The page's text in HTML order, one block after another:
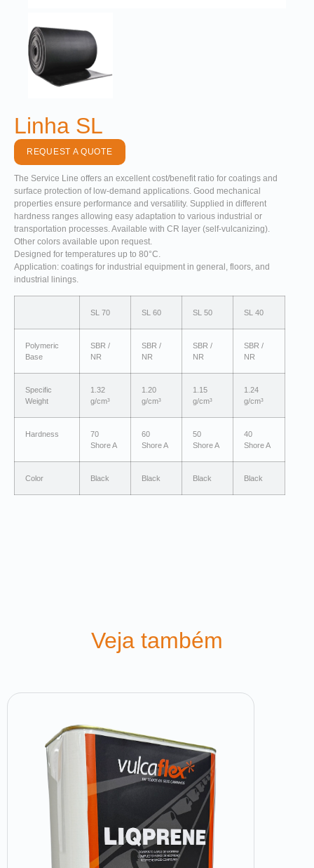
Linha SL
REQUEST A QUOTE
The Service Line offers an excellent cost/benefit ratio for coatings and
surface protection of low-demand applications. Good mechanical
properties ensure performance and versatility. Supplied in different
hardness ranges allowing easy adaptation to various industrial or
transportation processes. Available with CR layer (self-vulcanizing).
Other colors available upon request.
Designed for temperatures up to 80°C.
Application: coatings for industrial equipment in general, floors, and
industrial linings.
SL 70 SL 60 SL 50 SL 40
Polymeric
Base
SBR /
NR
SBR /
NR
SBR /
NR
SBR /
NR
Specific
Weight
1.32
g/cm³
1.20
g/cm³
1.15
g/cm³
1.24
g/cm³
Hardness
70
Shore A
60
Shore A
50
Shore A
40
Shore A
Color Black Black Black Black
Veja também